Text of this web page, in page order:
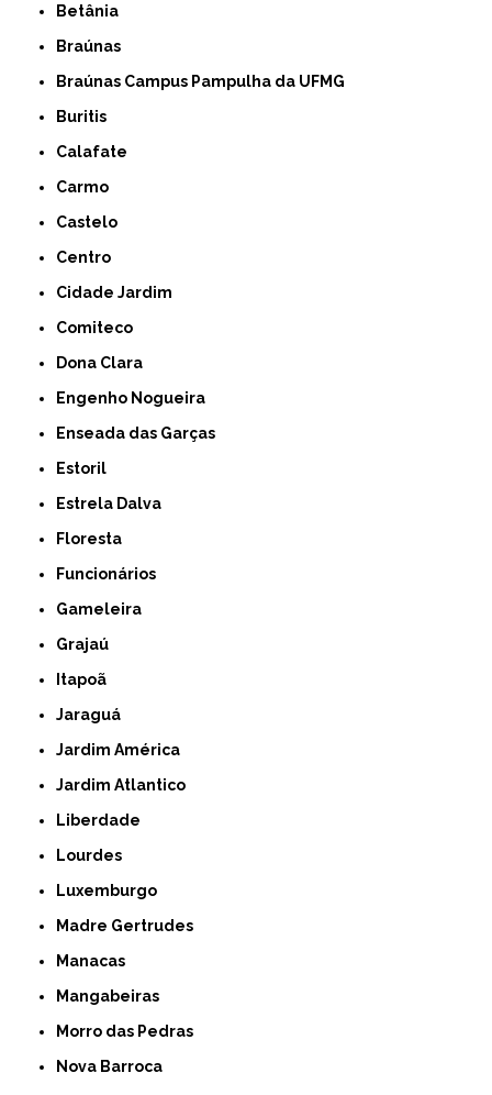
Betânia
Braúnas
Braúnas Campus Pampulha da UFMG
Buritis
Calafate
Carmo
Castelo
Centro
Cidade Jardim
Comiteco
Dona Clara
Engenho Nogueira
Enseada das Garças
Estoril
Estrela Dalva
Floresta
Funcionários
Gameleira
Grajaú
Itapoã
Jaraguá
Jardim América
Jardim Atlantico
Liberdade
Lourdes
Luxemburgo
Madre Gertrudes
Manacas
Mangabeiras
Morro das Pedras
Nova Barroca